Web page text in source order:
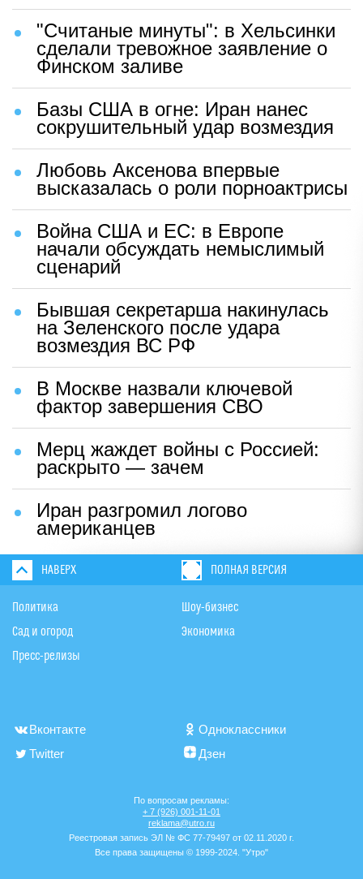
"Считаные минуты": в Хельсинки
сделали тревожное заявление о
Финском заливе
Базы США в огне: Иран нанес
сокрушительный удар возмездия
Любовь Аксенова впервые
высказалась о роли порноактрисы
Война США и ЕС: в Европе
начали обсуждать немыслимый
сценарий
Бывшая секретарша накинулась
на Зеленского после удара
возмездия ВС РФ
В Москве назвали ключевой
фактор завершения СВО
Мерц жаждет войны с Россией:
раскрыто — зачем
Иран разгромил логово
американцев
НАВЕРХ ПОЛНАЯ ВЕРСИЯ
Политика
Сад и огород
Пресс-релизы
Шоу-бизнес
Экономика
Вконтакте
Одноклассники
Twitter
Дзен
По вопросам рекламы:
+ 7 (926) 001-11-01
reklama@utro.ru
Реестровая запись ЭЛ № ФС 77-79497 от 02.11.2020 г.
Все права защищены © 1999-2024. "Утро"